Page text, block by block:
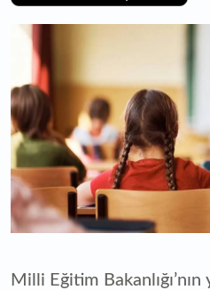
Milli Eğitim Bakanlığı’nın